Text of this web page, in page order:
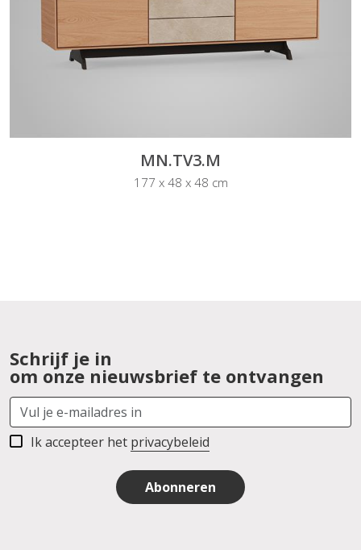
MN.TV3.M
177 x 48 x 48 cm
Schrijf je in
om onze nieuwsbrief te ontvangen
Ik accepteer het privacybeleid
Abonneren